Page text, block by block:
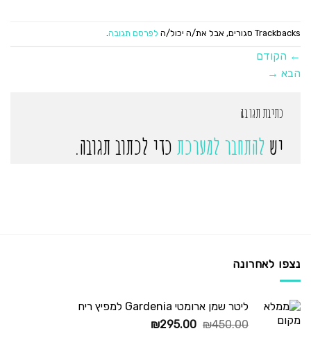
Trackbacks סגורים, אבל את/ה יכול/ה לפרסם תגובה.
← הקודם
הבא →
כתיבת תגובה
יש להתחבר למערכת כדי לכתוב תגובה.
נצפו לאחרונה
ליטר שמן ארומטי Gardenia למפיץ ריח
₪450.00
המחיר
₪295.00
המחיר